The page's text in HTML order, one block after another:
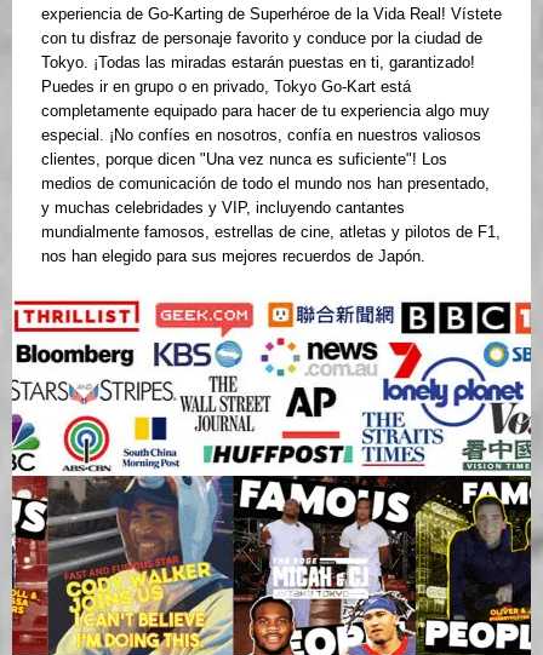
experiencia de Go-Karting de Superhéroe de la Vida Real! Vístete
con tu disfraz de personaje favorito y conduce por la ciudad de
Tokyo. ¡Todas las miradas estarán puestas en ti, garantizado!
Puedes ir en grupo o en privado, Tokyo Go-Kart está
completamente equipado para hacer de tu experiencia algo muy
especial. ¡No confíes en nosotros, confía en nuestros valiosos
clientes, porque dicen "Una vez nunca es suficiente"! Los
medios de comunicación de todo el mundo nos han presentado,
y muchas celebridades y VIP, incluyendo cantantes
mundialmente famosos, estrellas de cine, atletas y pilotos de F1,
nos han elegido para sus mejores recuerdos de Japón.